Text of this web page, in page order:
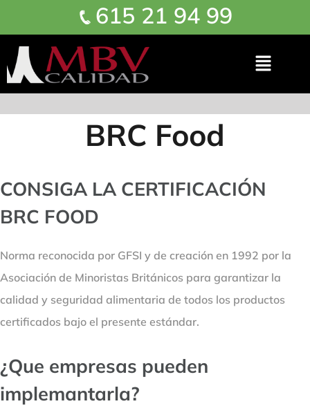
615 21 94 99
BRC Food
CONSIGA LA CERTIFICACIÓN
BRC FOOD
Norma reconocida por GFSI y de creación en 1992 por la
Asociación de Minoristas Británicos para garantizar la
calidad y seguridad alimentaria de todos los productos
certificados bajo el presente estándar.
¿Que empresas pueden
implemantarla?